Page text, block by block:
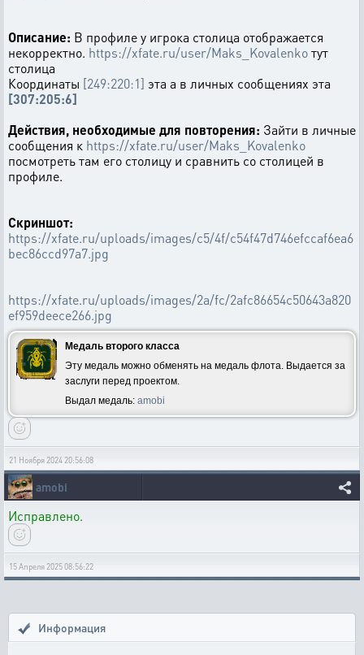
Описание: В профиле у игрока столица отображается
некорректно. https://xfate.ru/user/Maks_Kovalenkoтут
столица
Координаты [249:220:1] эта а в личных сообщениях эта
[307:205:6]
Действия, необходимые для повторения: Зайти в личные
сообщения к https://xfate.ru/user/Maks_Kovalenko
посмотреть там его столицу и сравнить со столицей в
профиле.
Скриншот:
https://xfate.ru/uploads/images/c5/4f/c54f47d746efccaf6ea6
bec86ccd97a7.jpg
https://xfate.ru/uploads/images/2a/fc/2afc86654c50643a820
ef959deece266.jpg
Медаль второго класса
Эту медаль можно обменять на медаль флота. Выдается за
заслуги перед проектом.
Выдал медаль: amobi
21 Ноября 2024 20:56:08
amobi
Исправлено.
15 Апреля 2025 08:56:22
Информация